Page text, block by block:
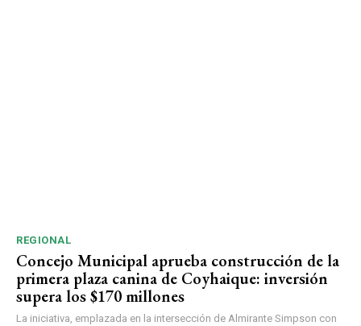
REGIONAL
Concejo Municipal aprueba construcción de la
primera plaza canina de Coyhaique: inversión
supera los $170 millones
La iniciativa, emplazada en la intersección de Almirante Simpson con